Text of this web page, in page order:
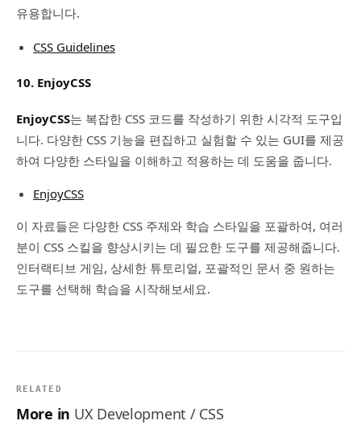
유용합니다.
CSS Guidelines
10. EnjoyCSS
EnjoyCSS는 복잡한 CSS 코드를 작성하기 위한 시각적 도구입
니다. 다양한 CSS 기능을 편집하고 실험할 수 있는 GUI를 제공
하여 다양한 스타일을 이해하고 적용하는 데 도움을 줍니다.
EnjoyCSS
이 자료들은 다양한 CSS 주제와 학습 스타일을 포괄하여, 여러
분이 CSS 스킬을 향상시키는 데 필요한 도구를 제공해줍니다.
인터랙티브 게임, 상세한 튜토리얼, 포괄적인 문서 중 원하는
도구를 선택해 학습을 시작해보세요.
RELATED
More in UX Development / CSS